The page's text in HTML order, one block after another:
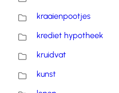
kraaienpootjes
krediet hypotheek
kruidvat
kunst